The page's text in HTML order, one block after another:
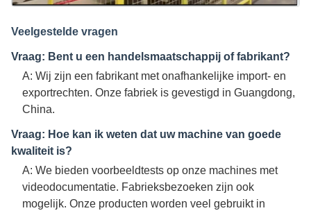
Veelgestelde vragen
Vraag: Bent u een handelsmaatschappij of fabrikant?
A: Wij zijn een fabrikant met onafhankelijke import- en
exportrechten. Onze fabriek is gevestigd in Guangdong,
China.
Vraag: Hoe kan ik weten dat uw machine van goede
kwaliteit is?
A: We bieden voorbeeldtests op onze machines met
videodocumentatie. Fabrieksbezoeken zijn ook
mogelijk. Onze producten worden veel gebruikt in